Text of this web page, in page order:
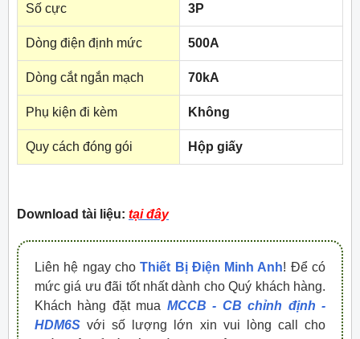
Số cực 3P
Dòng điện định mức 500A
Dòng cắt ngắn mạch 70kA
Phụ kiện đi kèm Không
Quy cách đóng gói Hộp giấy
Download tài liệu: tại đây
Liên hệ ngay choThiết Bị Điện Minh Anh! Để có
mức giá ưu đãi tốt nhất dành cho Quý khách hàng.
Khách hàng đặt mua MCCB - CB chỉnh định -
HDM6S với số lượng lớn xin vui lòng call cho